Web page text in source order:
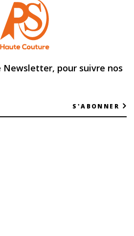
Newsletter, pour suivre nos
S'ABONNER